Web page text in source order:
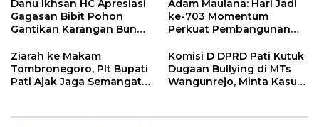
Danu Ikhsan HC Apresiasi
Gagasan Bibit Pohon
Gantikan Karangan Bunga
Adam Maulana: Hari Jadi
ke-703 Momentum
Perkuat Pembangunan
Masyarakat Pati
Ziarah ke Makam
Tombronegoro, Plt Bupati
Pati Ajak Jaga Semangat
Berkualitas
Komisi D DPRD Pati Kutuk
Dugaan Bullying di MTs
Wangunrejo, Minta Kasus